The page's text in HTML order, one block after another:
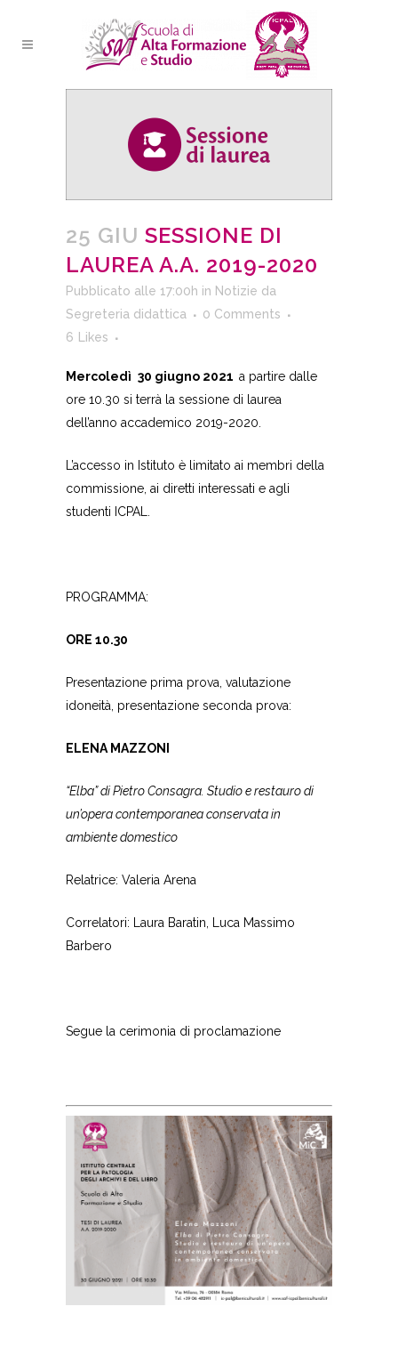
25 GIU SESSIONE DI
LAUREA A.A. 2019-2020
Pubblicato alle 17:00h in Notizie da
Segreteria didattica
0 Comments
6
Likes
Mercoledì 30 giugno 2021 a partire dalle
ore 10.30 si terrà la sessione di laurea
dell’anno accademico 2019-2020.
L’accesso in Istituto è limitato ai membri della
commissione, ai diretti interessati e agli
studenti ICPAL.
PROGRAMMA:
ORE 10.30
Presentazione prima prova, valutazione
idoneità, presentazione seconda prova:
ELENA MAZZONI
“Elba” di Pietro Consagra. Studio e restauro di
un’opera contemporanea conservata in
ambiente domestico
Relatrice: Valeria Arena
Correlatori: Laura Baratin, Luca Massimo
Barbero
Segue la cerimonia di proclamazione